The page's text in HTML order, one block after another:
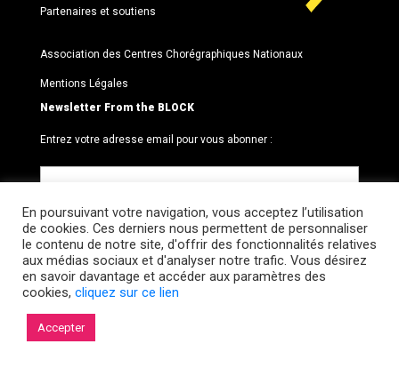
Partenaires et soutiens
Association des Centres Chorégraphiques Nationaux
Mentions Légales
Newsletter From the BLOCK
Entrez votre adresse email pour vous abonner :
© 2026 Le BLOCK · CCNR. Tous droits réservés.
En poursuivant votre navigation, vous acceptez l’utilisation
de cookies. Ces derniers nous permettent de personnaliser
le contenu de notre site, d'offrir des fonctionnalités relatives
aux médias sociaux et d'analyser notre trafic. Vous désirez
en savoir davantage et accéder aux paramètres des
cookies, cliquez sur ce lien
Accepter